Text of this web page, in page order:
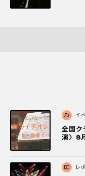
イ
全国ク
演〉8
レ